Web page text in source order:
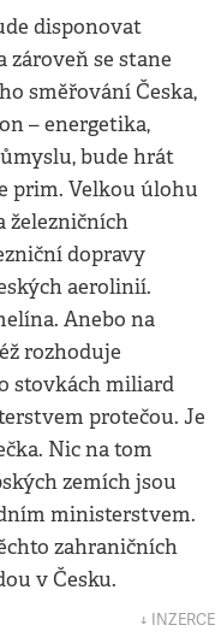
disponovat
se stane
směřování Česka,
– energetika,
bude hrát
prim. Velkou úlohu
železničních
dopravy
aerolinií.
Anebo na
rozhoduje
stovkách miliard
protečou. Je
Nic na tom
zemích jsou
ministerstvem.
zahraničních
v Česku.
↓ INZERCE